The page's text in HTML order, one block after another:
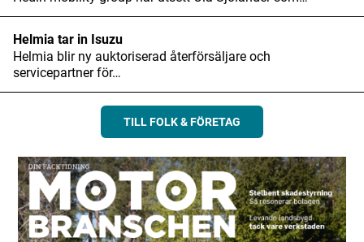
Helmia tar in Isuzu
Helmia blir ny auktoriserad återförsäljare och
servicepartner för…
TILL FOLK & FÖRETAG